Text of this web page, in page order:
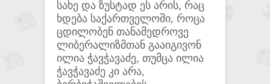
სახე და ზუსტად ეს არის, რაც
ხდება საქართველოში, როცა
ცდილობენ თანამედროვე
ლიბერალიზმთან გააიგივონ
ილია ჭავჭავაძე, თუმცა ილია
ჭავჭავაძე კი არა,